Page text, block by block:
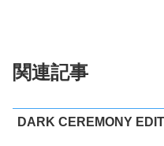
関連記事
DARK CEREMONY